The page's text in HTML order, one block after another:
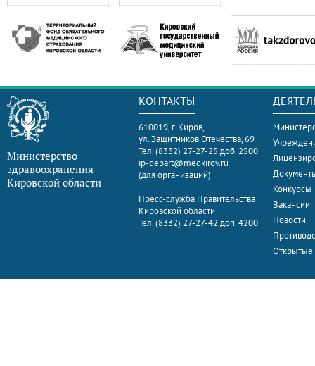
Министерство
здравоохранения
Кировской области
КОНТАКТЫ
610019, г. Киров,
ул. Защитников Отечества, 69
Тел. (8332) 27-27-25 доб. 2500
ip-depart@medkirov.ru
(для организаций)
Пресс-служба Правительства
Кировской области
Тел. (8332) 27-27-42 доп. 4200
Конкурсы
Вакансии
Новости